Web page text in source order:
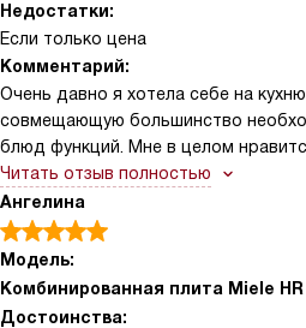
Недостатки:
Если только цена
Комментарий:
Очень давно я хотела себе на кухню
совмещающую большинство
блюд функций. Мне в целом
инструменте делать это не только
приятнее. Потому что привычный
меньше усилий, освобождает
проводить недоступные ранее
необходимого оборудования
Читать отзыв полностью
Ангелина
Модель:
Комбинированная плита Miele HR
Достоинства: